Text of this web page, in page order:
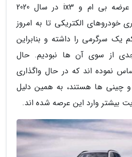
خودروساز باواریایی با عرضه بی ام و ix3 در سال 2020
خودروهای الکتریکی تا به امروز
یک سرگرمی را داشته و بنابراین
از سوی آن ها نبودیم. حال
نموده اند که در حال واگذاری
و چینی ها هستند، به همین دلیل
بیشتر وارد این عرصه شده اند.